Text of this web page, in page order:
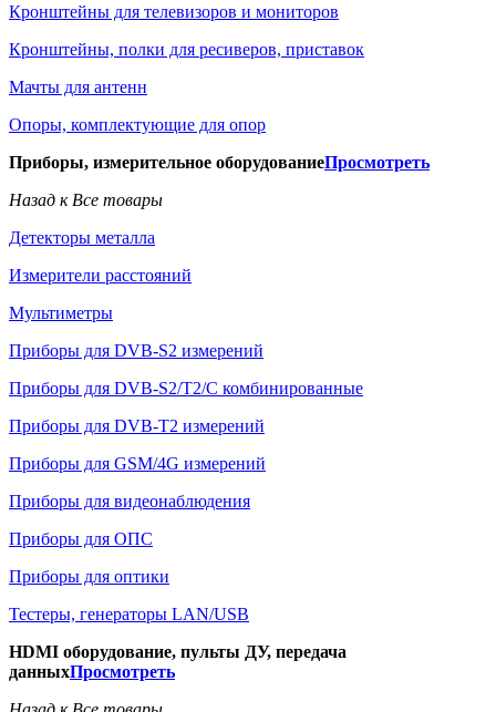
Кронштейны для телевизоров и мониторов
Кронштейны, полки для ресиверов, приставок
Мачты для антенн
Опоры, комплектующие для опор
Приборы, измерительное оборудованиеПросмотреть
Назад к Все товары
Детекторы металла
Измерители расстояний
Мультиметры
Приборы для DVB-S2 измерений
Приборы для DVB-S2/T2/C комбинированные
Приборы для DVB-T2 измерений
Приборы для GSM/4G измерений
Приборы для видеонаблюдения
Приборы для ОПС
Приборы для оптики
Тестеры, генераторы LAN/USB
HDMI оборудование, пульты ДУ, передача
данныхПросмотреть